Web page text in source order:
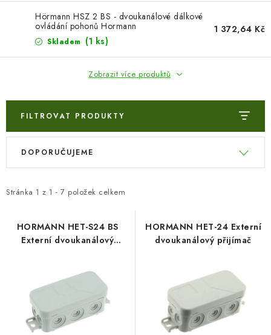
ZÁSLEPKY
KOMPONENTY PRO PLOTY
TESAŘSKÉ KOVÁNÍ
NEREZ, INOX
ARCHIV
HLINÍKOVÝ PLOTOVÝ SYSTÉM
OTOČNÉ ŽALUZIE
Hörmann HSZ 2 BS - dvoukanálové dálkové
ovládání pohonů Hormann
Skladem (1 ks)
1 372,64 Kč
Zobrazit více produktů
FILTROVAT PRODUKTY
V
i
Stránka 1 z 1 - 7 položek celkem
Ř
e
DOPORUČUJEME
HORMANN HET-S24 BS
Externí dvoukanálový
HORMANN HET-24 Externí
dvoukanálový přijímač